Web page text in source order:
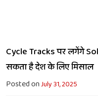
Cycle Tracks पर लगेंगे
सकता है देश के लिए मिसाल
Posted onJuly 31, 2025